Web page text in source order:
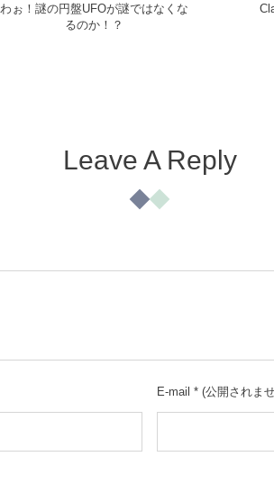
わぉ！謎の円盤UFOが謎ではなくな
るのか！？
Leave A Reply
E-mail * (公開されま